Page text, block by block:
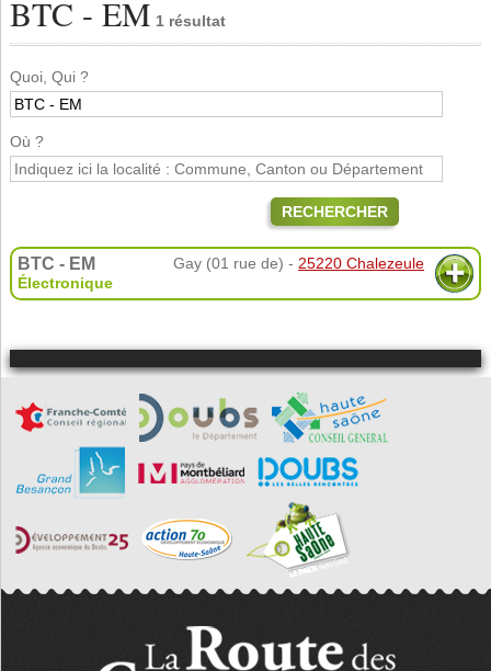
BTC - EM 1 résultat
Quoi, Qui ?
Où ?
RECHERCHER
BTC - EM Gay (01 rue de) - 25220 Chalezeule
Électronique